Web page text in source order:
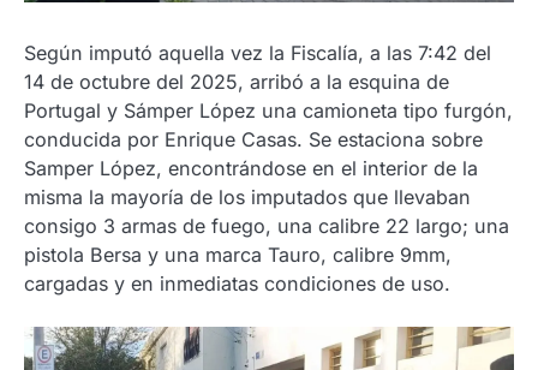
Según imputó aquella vez la Fiscalía, a las 7:42 del
14 de octubre del 2025, arribó a la esquina de
Portugal y Sámper López una camioneta tipo furgón,
conducida por Enrique Casas. Se estaciona sobre
Samper López, encontrándose en el interior de la
misma la mayoría de los imputados que llevaban
consigo 3 armas de fuego, una calibre 22 largo; una
pistola Bersa y una marca Tauro, calibre 9mm,
cargadas y en inmediatas condiciones de uso.